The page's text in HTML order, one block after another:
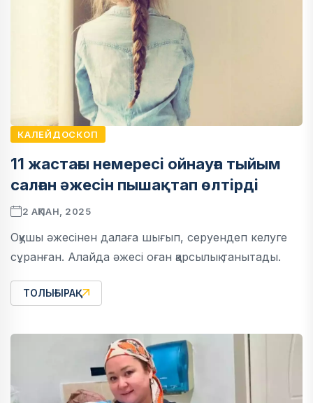
КАЛЕЙДОСКОП
11 жастағы немересі ойнауға тыйым
салған әжесін пышақтап өлтірді
2 АҚПАН, 2025
Оқушы әжесінен далаға шығып, серуендеп келуге
сұранған. Алайда әжесі оған қарсылық танытады.
ТОЛЫҒЫРАҚ